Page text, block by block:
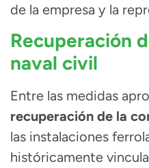
de la empresa y la
Recuperación
naval civil
Entre las medidas
recuperación de la
las instalaciones
históricamente